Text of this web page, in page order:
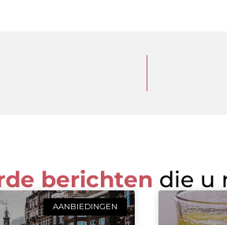
berichten die u
AANBIEDINGEN